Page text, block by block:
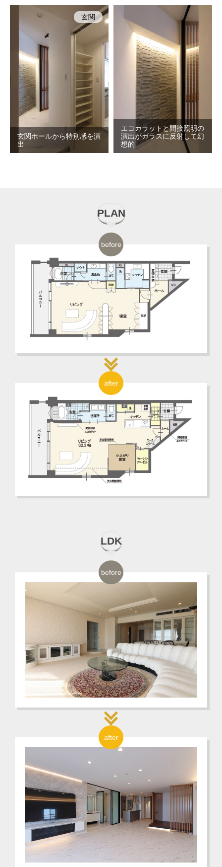
玄関ホールから特別感を演
出
玄関
エコカラットと間接照明の
演出がガラスに反射して幻
想的
PLAN
before
after
LDK
before
after